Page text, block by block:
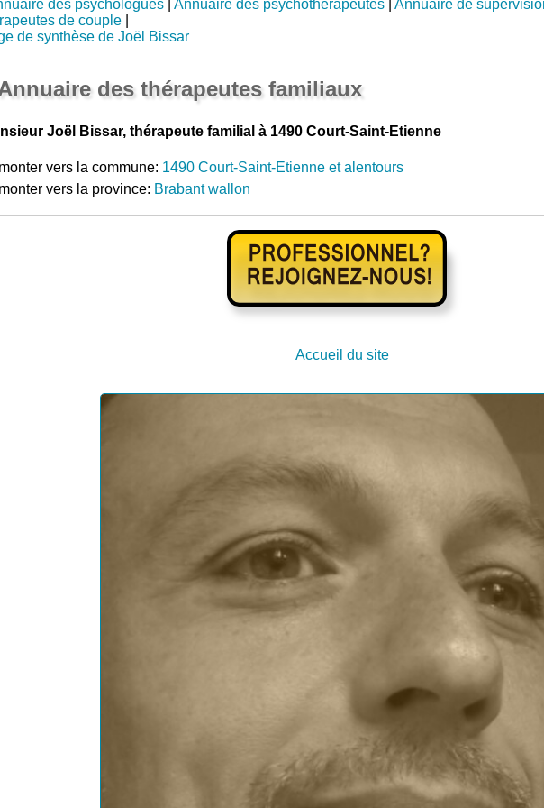
des psychologues| Annuaire des psychothérapeutes| Annuaire de
de couple|
de synthèse de Joël Bissar
des thérapeutes familiaux
Joël Bissar, thérapeute familial à 1490 Court-Saint-Etienne
vers la commune: 1490 Court-Saint-Etienne et alentours
vers la province: Brabant wallon
Accueil du site